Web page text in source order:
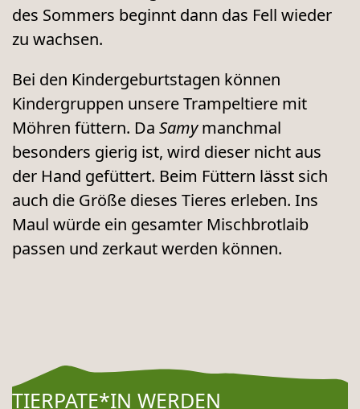
des Sommers beginnt dann das Fell wieder
zu wachsen.
Bei den Kindergeburtstagen können
Kindergruppen unsere Trampeltiere mit
Möhren füttern. Da Samymanchmal
besonders gierig ist, wird dieser nicht aus
der Hand gefüttert. Beim Füttern lässt sich
auch die Größe dieses Tieres erleben. Ins
Maul würde ein gesamter Mischbrotlaib
passen und zerkaut werden können.
TIERPATE*IN WERDEN